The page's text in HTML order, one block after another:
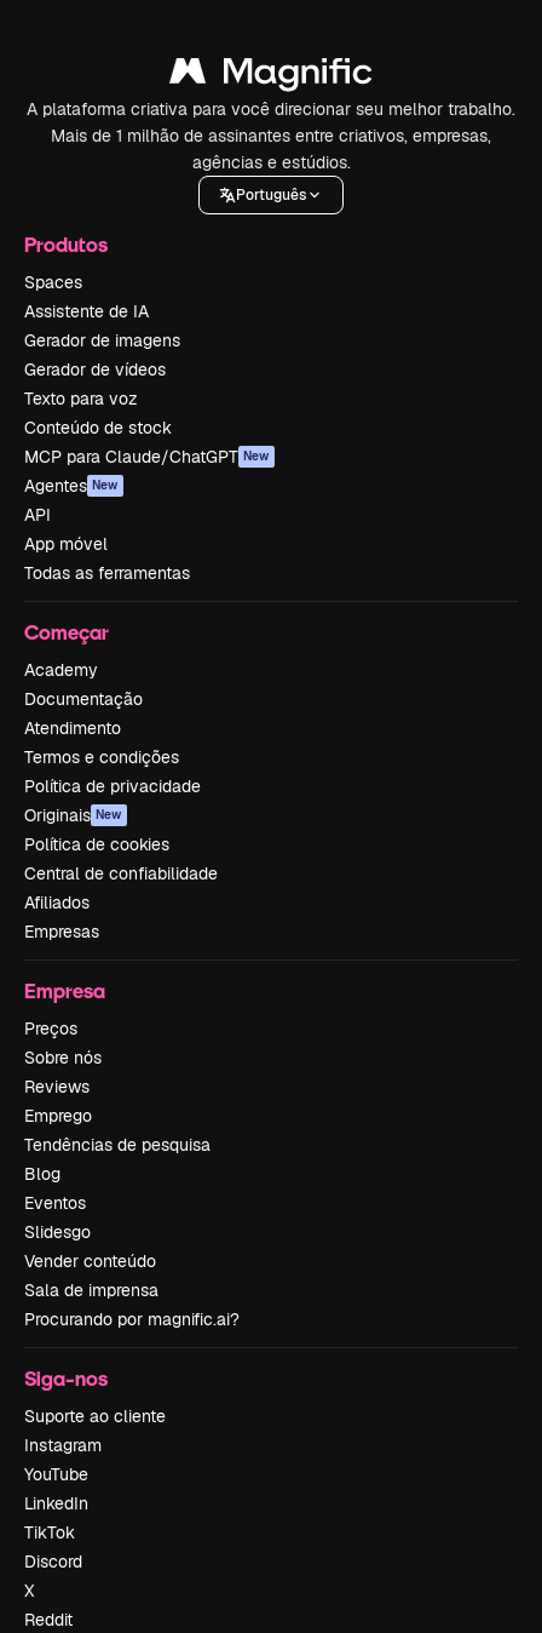
A plataforma criativa para você direcionar seu melhor trabalho.
Mais de 1 milhão de assinantes entre criativos, empresas,
agências e estúdios.
Português
Produtos
Spaces
Assistente de IA
Gerador de imagens
Gerador de vídeos
Texto para voz
Conteúdo de stock
MCP para Claude/ChatGPT New
Agentes New
API
App móvel
Todas as ferramentas
Começar
Academy
Documentação
Atendimento
Termos e condições
Política de privacidade
Originais New
Política de cookies
Central de confiabilidade
Afiliados
Empresas
Empresa
Preços
Sobre nós
Reviews
Emprego
Tendências de pesquisa
Blog
Eventos
Slidesgo
Vender conteúdo
Sala de imprensa
Procurando por magnific.ai?
Siga-nos
Suporte ao cliente
Instagram
YouTube
LinkedIn
TikTok
Discord
X
Reddit